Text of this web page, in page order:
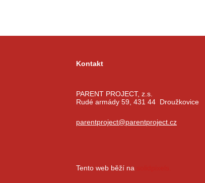
Kontakt
PARENT PROJECT, z.s.
Rudé armády 59, 431 44 Droužkovice
parentproject@parentproject.cz
Tento web běží na